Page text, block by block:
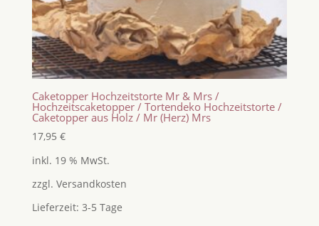
Caketopper Hochzeitstorte Mr & Mrs /
Hochzeitscaketopper / Tortendeko Hochzeitstorte /
Caketopper aus Holz / Mr (Herz) Mrs
17,95 €
inkl. 19 % MwSt.
zzgl. Versandkosten
Lieferzeit: 3-5 Tage